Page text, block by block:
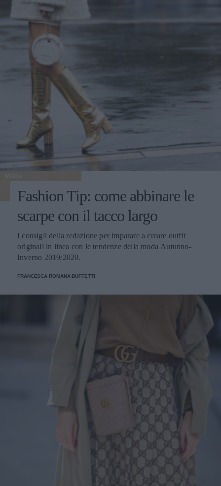
MODA
Fashion Tip: come abbinare le
scarpe con il tacco largo
I consigli della redazione per imparare a creare outfit
originali in linea con le tendenze della moda Autunno-
Inverno 2019/2020.
FRANCESCA ROMANA BUFFETTI